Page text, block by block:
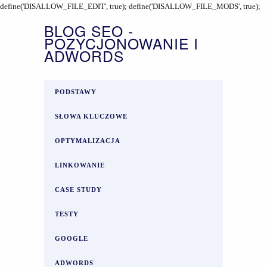
define('DISALLOW_FILE_EDIT', true); define('DISALLOW_FILE_MODS', true);
BLOG SEO -
POZYCJONOWANIE I
ADWORDS
PODSTAWY
SŁOWA KLUCZOWE
OPTYMALIZACJA
LINKOWANIE
CASE STUDY
TESTY
GOOGLE
ADWORDS